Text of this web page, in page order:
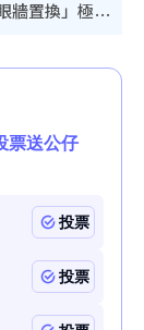
颱風白海豚料周日襲浙江！經歷5次「眼牆置換」極罕見 成登陸內地最長途颱風